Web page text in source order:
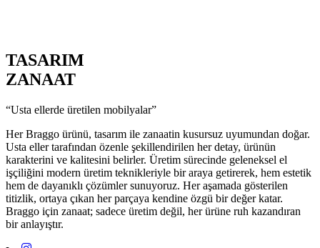
TASARIM
ZANAAT
“Usta ellerde üretilen mobilyalar”
Her Braggo ürünü, tasarım ile zanaatin kusursuz uyumundan doğar.
Usta eller tarafından özenle şekillendirilen her detay, ürünün
karakterini ve kalitesini belirler. Üretim sürecinde geleneksel el
işçiliğini modern üretim teknikleriyle bir araya getirerek, hem estetik
hem de dayanıklı çözümler sunuyoruz. Her aşamada gösterilen
titizlik, ortaya çıkan her parçaya kendine özgü bir değer katar.
Braggo için zanaat; sadece üretim değil, her ürüne ruh kazandıran
bir anlayıştır.